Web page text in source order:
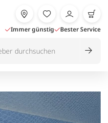
Immer günstig Bester Service